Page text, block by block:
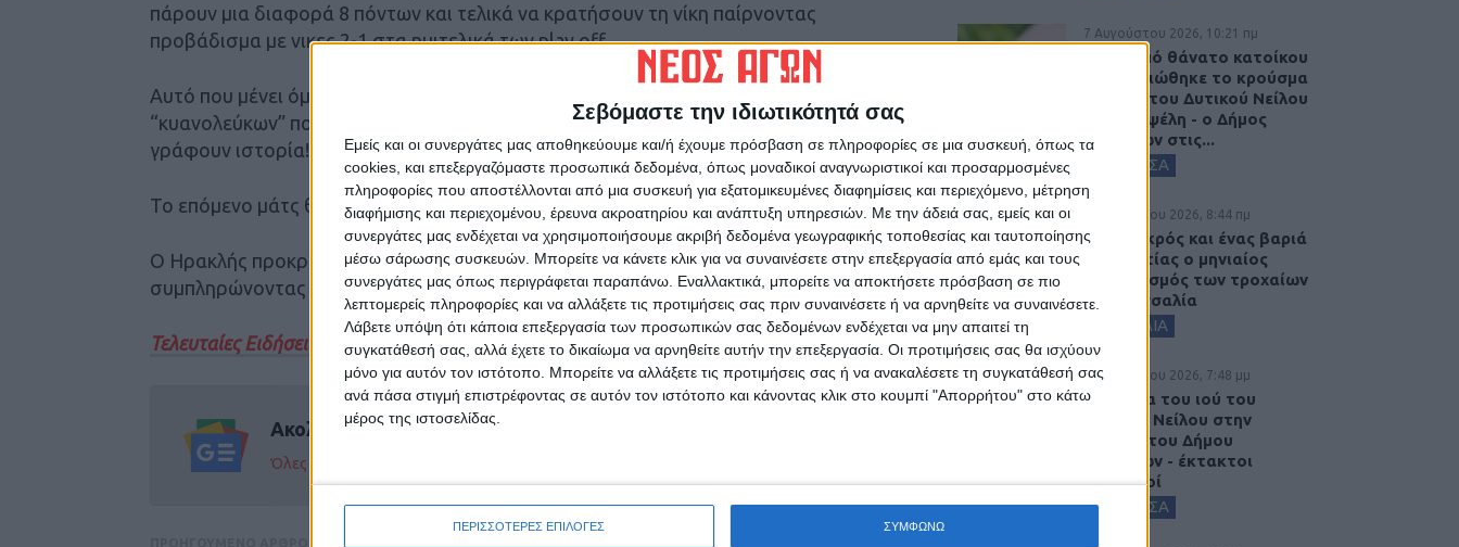
Σεβόμαστε την ιδιωτικότητά σας
Εμείς και οι συνεργάτες μας αποθηκεύουμε και/ή έχουμε πρόσβαση σε πληροφορίες σε μια συσκευή, όπως τα
cookies, και επεξεργαζόμαστε προσωπικά δεδομένα, όπως μοναδικοί αναγνωριστικοί και προσαρμοσμένες
πληροφορίες που αποστέλλονται από μια συσκευή για εξατομικευμένες διαφημίσεις και περιεχόμενο, μέτρηση
διαφήμισης και περιεχομένου, έρευνα ακροατηρίου και ανάπτυξη υπηρεσιών. Με την άδειά σας, εμείς και οι
συνεργάτες μας ενδέχεται να χρησιμοποιήσουμε ακριβή δεδομένα γεωγραφικής τοποθεσίας και ταυτοποίησης
μέσω σάρωσης συσκευών. Μπορείτε να κάνετε κλικ για να συναινέσετε στην επεξεργασία από εμάς και τους
συνεργάτες μας όπως περιγράφεται παραπάνω. Εναλλακτικά, μπορείτε να αποκτήσετε πρόσβαση σε πιο
λεπτομερείς πληροφορίες και να αλλάξετε τις προτιμήσεις σας πριν συναινέσετε ή να αρνηθείτε να συναινέσετε.
Λάβετε υπόψη ότι κάποια επεξεργασία των προσωπικών σας δεδομένων ενδέχεται να μην απαιτεί τη
συγκατάθεσή σας, αλλά έχετε το δικαίωμα να αρνηθείτε αυτήν την επεξεργασία. Οι προτιμήσεις σας θα ισχύουν
μόνο για αυτόν τον ιστότοπο. Μπορείτε να αλλάξετε τις προτιμήσεις σας ή να ανακαλέσετε τη συγκατάθεσή σας
ανά πάσα στιγμή επιστρέφοντας σε αυτόν τον ιστότοπο και κάνοντας κλικ στο κουμπί "Απορρήτου" στο κάτω
μέρος της ιστοσελίδας.
ΠΕΡΙΣΣΟΤΕΡΕΣ ΕΠΙΛΟΓΕΣ ΣΥΜΦΩΝΩ
πάρουν μια διαφορά 8 πόντων και τελικά να κρατήσουν τη νίκη παίρνοντας
προβάδισμα με νικες 2-1 στα ημιτελικά των play off…
Αυτό που μένει όμως ως γεύση, είναι άλλη μια συγκλονιστική προσπάθεια των
“κυανολεύκων” που έχουν κάνει επίκεντρο την Καρδίτσα σε όλη την Ελλάδα και
γράφουν ιστορία!!!
Το επόμενο μάτς θα γίνει στην Καστοριά το προσεχές Σάββατο…
Ο Ηρακλής προκρίθηκε ήδη στον τελικό κερδίζοντας με 94-59 τον Χαρίλαο Τρικούπη
συμπληρώνοντας τρείς νίκες…
Τελευταίες Ειδήσεις Σήμερα
Ακολούθησε την εφημερίδα ΝΕΟΣ ΑΓΩΝ στο Google News!
Όλες οι εξελίξεις στην περιοχή της Καρδίτσας και ευρύτερα της Θεσσαλίας
7 Αυγούστου 2026, 10:21 πμ
Μετά από θάνατο κατοίκου
επιβεβαιώθηκε το κρούσμα
του ιού του Δυτικού Νείλου
στην Κυψέλη - ο Δήμος
Σοφάδων στις...
ΚΑΡΔΙΤΣΑ
7 Αυγούστου 2026, 8:44 πμ
Ένας νεκρός και ένας βαριά
τραυματίας ο μηνιαίος
απολογισμός των τροχαίων
στη Θεσσαλία
ΘΕΣΣΑΛΙΑ
6 Αυγούστου 2026, 7:48 μμ
Κρούσμα του ιού του
Δυτικού Νείλου στην
Κυψέλη του Δήμου
Σοφάδων - έκτακτοι
ψεκασμοί
ΚΑΡΔΙΤΣΑ